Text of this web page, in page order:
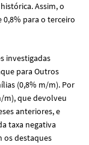
Assim, o
para o terceiro
investigadas
para Outros
(0,8% m/m). Por
m), que devolveu
anteriores, e
taxa negativa
os destaques